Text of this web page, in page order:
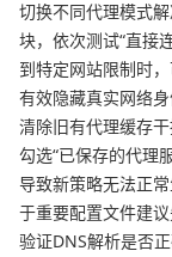
切换不同代理模式
块，依次测试“直接
到特定网站限制时
有效隐藏真实网络身
清除旧有代理缓存
勾选“已保存的代理
导致新策略无法正
于重要配置文件建议
验证DNS解析是否